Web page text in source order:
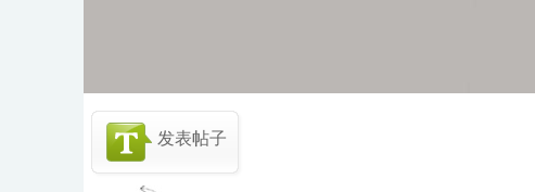
发表帖子